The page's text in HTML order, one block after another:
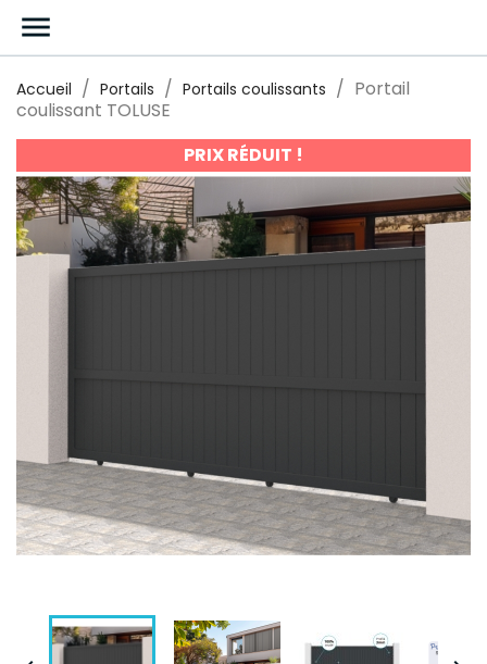

Accueil Portails Portails coulissants
Portail
coulissant TOLUSE
PRIX RÉDUIT !